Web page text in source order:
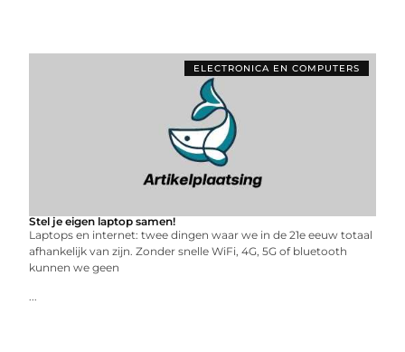
ELECTRONICA EN COMPUTERS
Stel je eigen laptop samen!
Laptops en internet: twee dingen waar we in de 21e eeuw totaal
afhankelijk van zijn. Zonder snelle WiFi, 4G, 5G of bluetooth
kunnen we geen
...